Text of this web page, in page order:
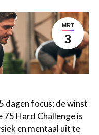
MRT
3
dagen focus; de winst
75 Hard Challenge is
en mentaal uit te